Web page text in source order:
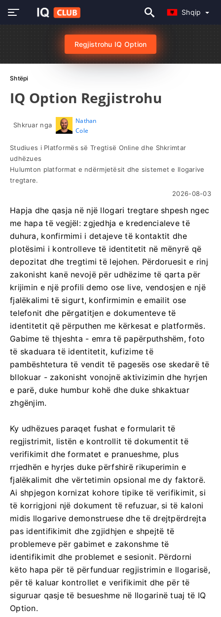
Shqip
Regjistrohu IQ Option
Shtëpi
IQ Option Regjistrohu
Shkruar nga
Nathan
Cole
Studiues i Platformës së Tregtisë Online dhe Shkrimtar
udhëzues
Hulumton platformat e ndërmjetësit dhe sistemet e llogarive
tregtare.
2026-08-03
Hapja dhe qasja në një llogari tregtare shpesh ngec
me hapa të vegjël: zgjedhja e kredencialeve të
duhura, konfirmimi i detajeve të kontaktit dhe
plotësimi i kontrolleve të identitetit në mënyrë që
depozitat dhe tregtimi të lejohen. Përdoruesit e rinj
zakonisht kanë nevojë për udhëzime të qarta për
krijimin e një profili demo ose live, vendosjen e një
fjalëkalimi të sigurt, konfirmimin e emailit ose
telefonit dhe përgatitjen e dokumenteve të
identitetit që përputhen me kërkesat e platformës.
Gabime të thjeshta - emra të papërputhshëm, foto
të skaduara të identitetit, kufizime të
pambështetura të vendit të pagesës ose skedarë të
bllokuar - zakonisht vonojnë aktivizimin dhe hyrjen
e parë, duke humbur kohë dhe duke shkaktuar
zhgënjim.
Ky udhëzues paraqet fushat e formularit të
regjistrimit, listën e kontrollit të dokumentit të
verifikimit dhe formatet e pranueshme, plus
rrjedhën e hyrjes duke përfshirë rikuperimin e
fjalëkalimit dhe vërtetimin opsional me dy faktorë.
Ai shpjegon kornizat kohore tipike të verifikimit, si
të korrigjoni një dokument të refuzuar, si të kaloni
midis llogarive demonstruese dhe të drejtpërdrejta
pas identifikimit dhe zgjidhjen e shpejtë të
problemeve për gabimet e zakonshme të
identifikimit dhe problemet e sesionit. Përdorni
këto hapa për të përfunduar regjistrimin e llogarisë,
për të kaluar kontrollet e verifikimit dhe për të
siguruar qasje të besueshme në llogarinë tuaj të IQ
Option.